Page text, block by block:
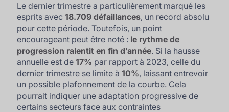
Le dernier trimestre a particulièrement marqué les
esprits avec18.709 défaillances, un record absolu
pour cette période. Toutefois, un point
encourageant peut être noté : le rythme de
progression ralentit en fin d’année. Si la hausse
annuelle est de17% par rapport à 2023, celle du
dernier trimestre se limite à10%, laissant entrevoir
un possible plafonnement de la courbe. Cela
pourrait indiquer une adaptation progressive de
certains secteurs face aux contraintes